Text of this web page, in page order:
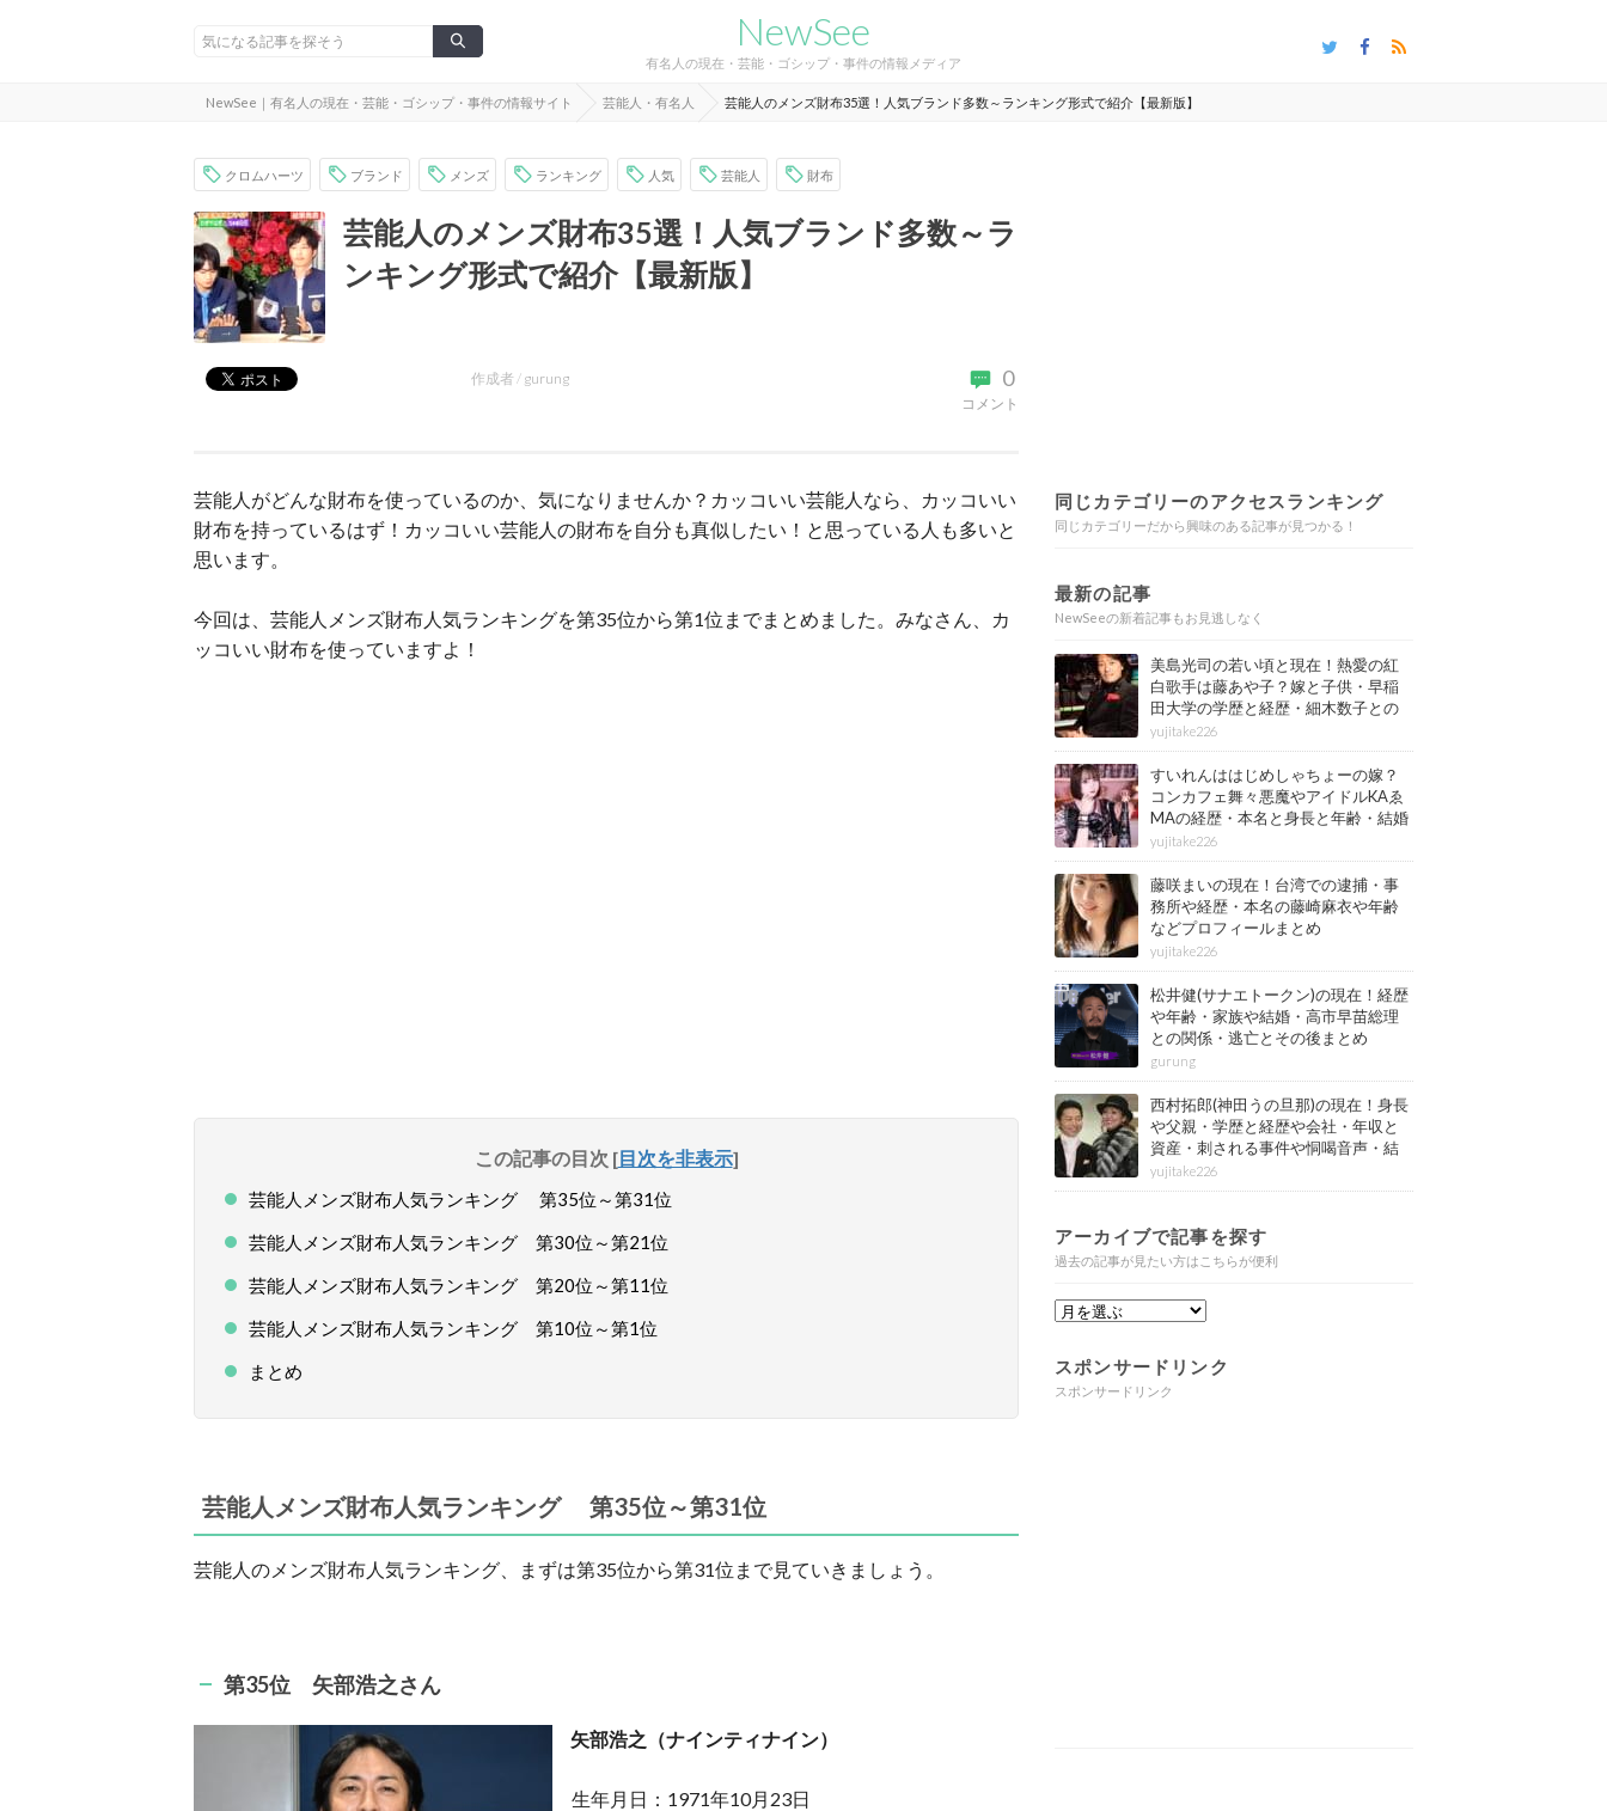
NewSee
有名人の現在・芸能・ゴシップ・事件の情報メディア
NewSee｜有名人の現在・芸能・ゴシップ・事件の情報サイト 芸能人・有名人 芸能人のメンズ財布35選！人気ブランド多数～ランキング形式で紹介【最新版】
クロムハーツ ブランド メンズ ランキング 人気 芸能人 財布
芸能人のメンズ財布35選！人気ブランド多数～ラ
ンキング形式で紹介【最新版】
0
コメント
作成者 / gurung
芸能人がどんな財布を使っているのか、気になりませんか？カッコいい芸能人なら、カッコいい
財布を持っているはず！カッコいい芸能人の財布を自分も真似したい！と思っている人も多いと
思います。
今回は、芸能人メンズ財布人気ランキングを第35位から第1位までまとめました。みなさん、カ
ッコいい財布を使っていますよ！
この記事の目次 [目次を非表示]
芸能人メンズ財布人気ランキング 第35位～第31位
芸能人メンズ財布人気ランキング 第30位～第21位
芸能人メンズ財布人気ランキング 第20位～第11位
芸能人メンズ財布人気ランキング 第10位～第1位
まとめ
芸能人メンズ財布人気ランキング 第35位～第31位
芸能人のメンズ財布人気ランキング、まずは第35位から第31位まで見ていきましょう。
第35位 矢部浩之さん
矢部浩之（ナインティナイン）
生年月日：1971年10月23日
同じカテゴリーのアクセスランキング
同じカテゴリーだから興味のある記事が見つかる！
最新の記事
NewSeeの新着記事もお見逃しなく
美島光司の若い頃と現在！熱愛の紅
白歌手は藤あや子？嫁と子供・早稲
田大学の学歴と経歴・細木数子との
確執もまとめ
yujitake226
すいれんははじめしゃちょーの嫁？
コンカフェ舞々悪魔やアイドルKAゑ
MAの経歴・本名と身長と年齢・結婚
情報もまとめ
yujitake226
藤咲まいの現在！台湾での逮捕・事
務所や経歴・本名の藤崎麻衣や年齢
などプロフィールまとめ
yujitake226
松井健(サナエトークン)の現在！経歴
や年齢・家族や結婚・高市早苗総理
との関係・逃亡とその後まとめ
gurung
西村拓郎(神田うの旦那)の現在！身長
や父親・学歴と経歴や会社・年収と
資産・刺される事件や恫喝音声・結
婚と子供や自宅・脳梗塞の病気もま
とめ
yujitake226
アーカイブで記事を探す
過去の記事が見たい方はこちらが便利
スポンサードリンク
スポンサードリンク